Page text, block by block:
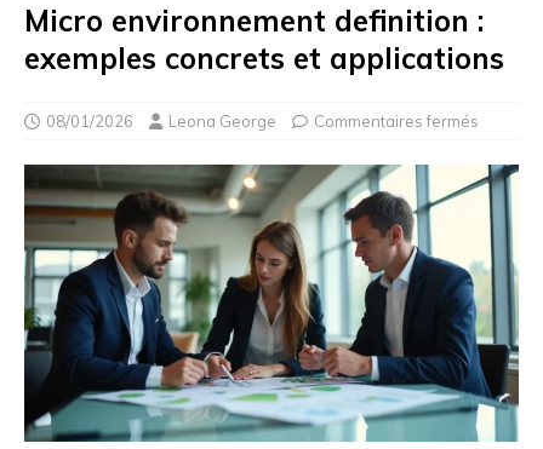
Micro environnement definition :
exemples concrets et applications
08/01/2026 Leona George Commentaires fermés